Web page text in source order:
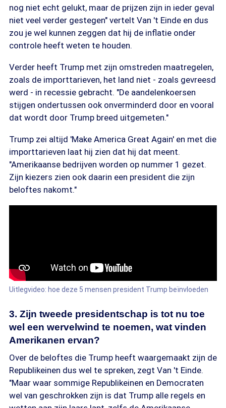
nog niet echt gelukt, maar de prijzen zijn in ieder geval
niet veel verder gestegen" vertelt Van 't Einde en dus
zou je wel kunnen zeggen dat hij de inflatie onder
controle heeft weten te houden.
Verder heeft Trump met zijn omstreden maatregelen,
zoals de importtarieven, het land niet - zoals gevreesd
werd - in recessie gebracht. "De aandelenkoersen
stijgen ondertussen ook onverminderd door en vooral
dat wordt door Trump breed uitgemeten."
Trump zei altijd 'Make America Great Again' en met die
importtarieven laat hij zien dat hij dat meent.
"Amerikaanse bedrijven worden op nummer 1 gezet.
Zijn kiezers zien ook daarin een president die zijn
beloftes nakomt."
Uitlegvideo: hoe deze 5 mensen president Trump beïnvloeden
3. Zijn tweede presidentschap is tot nu toe
wel een wervelwind te noemen, wat vinden
Amerikanen ervan?
Over de beloftes die Trump heeft waargemaakt zijn de
Republikeinen dus wel te spreken, zegt Van 't Einde.
"Maar waar sommige Republikeinen en Democraten
wel van geschrokken zijn is dat Trump alle regels en